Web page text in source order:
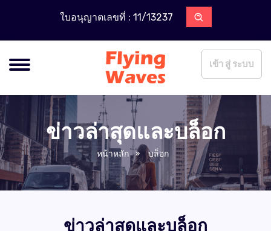
ใบอนุญาตเลขที่ : 11/13237
เข้า สู่ ระบบ
ข่าวล่าสุดและบล็อก
หน้าหลัก บล็อก
ข่าวล่าสุดและบล็อก